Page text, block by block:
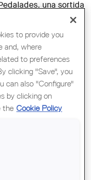
una sortida
dissabte
2 de
del Clot, a les 10
carrer d’Àvila del
10 quilòmetres i es
Sant Andreu, La
Martí.
pròpia bicicleta, tot i
de normal o bé
i es recollirà al
to provide you
and, where
to preferences
clicking "Save", you
can also "Configure"
by clicking on
the Cookie Policy